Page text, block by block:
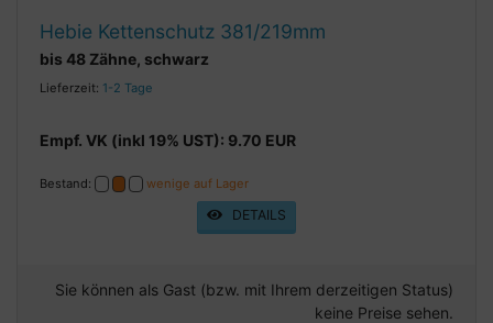
Hebie Kettenschutz 381/219mm
bis 48 Zähne, schwarz
Lieferzeit: 1-2 Tage
Empf. VK (inkl 19% UST): 9.70 EUR
Bestand: wenige auf Lager
DETAILS
Sie können als Gast (bzw. mit Ihrem derzeitigen Status)
keine Preise sehen.